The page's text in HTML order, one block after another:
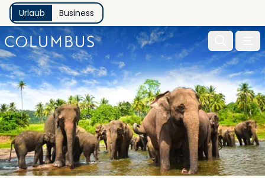
Urlaub Business